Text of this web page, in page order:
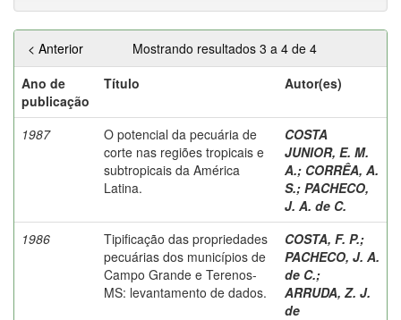
Mostrando resultados 3 a 4 de 4
< Anterior
Ano de
publicação
Título Autor(es)
1987
O potencial da pecuária de
corte nas regiões tropicais e
subtropicais da América
Latina.
COSTA
JUNIOR, E. M.
A.; CORRÊA, A.
S.; PACHECO,
J. A. de C.
1986
Tipificação das propriedades
pecuárias dos municípios de
Campo Grande e Terenos-
MS: levantamento de dados.
COSTA, F. P.;
PACHECO, J. A.
de C.;
ARRUDA, Z. J.
de